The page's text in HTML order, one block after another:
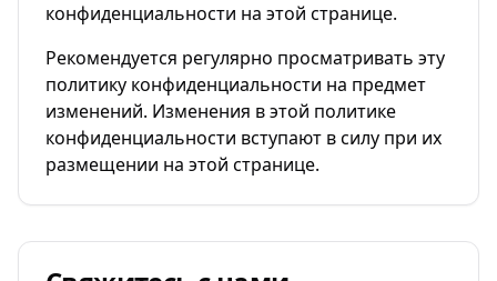
конфиденциальности на этой странице.
Рекомендуется регулярно просматривать эту
политику конфиденциальности на предмет
изменений. Изменения в этой политике
конфиденциальности вступают в силу при их
размещении на этой странице.